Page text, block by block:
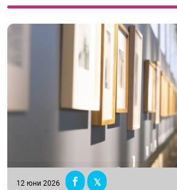
12 юни 2026